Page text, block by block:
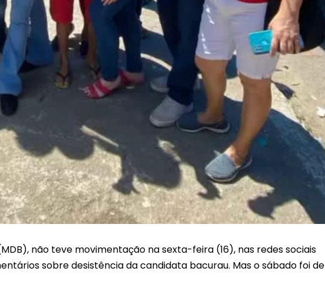
não teve movimentação na sexta-feira (16), nas redes sociais
sobre desistência da candidata bacurau. Mas o sábado foi de